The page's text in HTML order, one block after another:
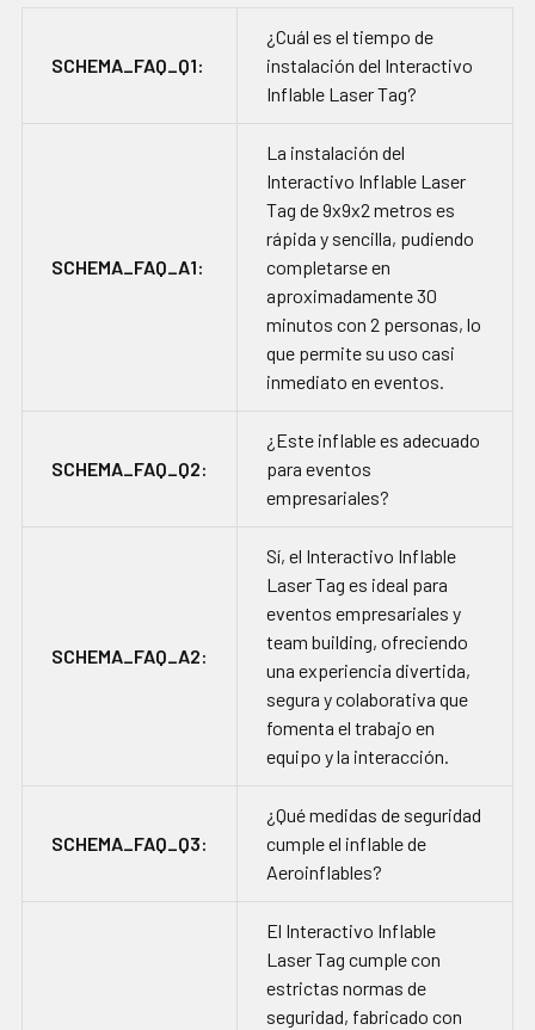
SCHEMA_FAQ_Q1:
¿Cuál es el tiempo de
instalación del Interactivo
Inflable Laser Tag?
SCHEMA_FAQ_A1:
La instalación del
Interactivo Inflable Laser
Tag de 9x9x2 metros es
rápida y sencilla, pudiendo
completarse en
aproximadamente 30
minutos con 2 personas, lo
que permite su uso casi
inmediato en eventos.
SCHEMA_FAQ_Q2:
¿Este inflable es adecuado
para eventos
empresariales?
SCHEMA_FAQ_A2:
Sí, el Interactivo Inflable
Laser Tag es ideal para
eventos empresariales y
team building, ofreciendo
una experiencia divertida,
segura y colaborativa que
fomenta el trabajo en
equipo y la interacción.
SCHEMA_FAQ_Q3:
¿Qué medidas de seguridad
cumple el inflable de
Aeroinflables?
El Interactivo Inflable
Laser Tag cumple con
estrictas normas de
seguridad, fabricado con